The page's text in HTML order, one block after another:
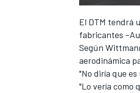
El DTM tendrá
fabricantes –
Según
aerodinámica
"No diría que
"Lo vería como